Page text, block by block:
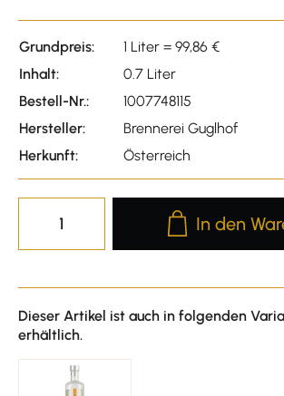
Grundpreis:
1 Liter = 99,86 €
Inhalt:
0.7 Liter
Bestell-Nr.:
1007748115
Hersteller:
Brennerei Guglhof
Herkunft:
Österreich
Produkt Anzahl:
In den
Dieser Artikel ist auch in folgenden
erhältlich.